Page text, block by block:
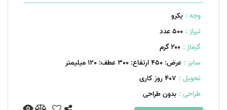
وجه : یکرو
تیراژ : 500 عدد
گرماژ : ۲۰۰ گرم
سایز : عرض: 450 ارتفاع: 300 عطف: 120 میلیمتر
تحویل : 407 روز کاری
طراحی : بدون طراحی